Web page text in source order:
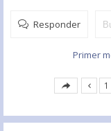
Responder
Primer
1